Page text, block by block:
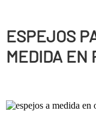
ESPEJOS
MEDIDA EN